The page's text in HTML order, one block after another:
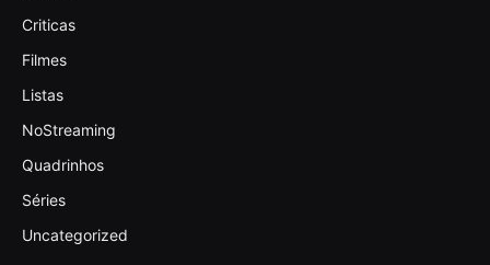
Criticas
Filmes
Listas
NoStreaming
Quadrinhos
Séries
Uncategorized